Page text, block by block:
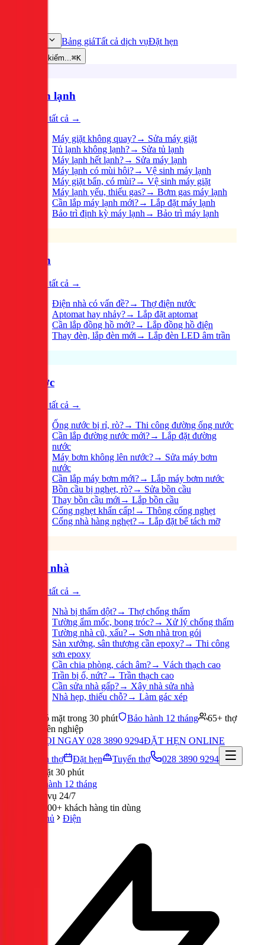
Bảng giáTất cả dịch vụĐặt hẹn
Tìm kiếm...⌘K
Điện lạnh
Xem tất cả →
Máy giặt không quay?→ Sửa máy giặt
Tủ lạnh không lạnh?→ Sửa tủ lạnh
Máy lạnh hết lạnh?→ Sửa máy lạnh
Máy lạnh có mùi hôi?→ Vệ sinh máy lạnh
Máy giặt bẩn, có mùi?→ Vệ sinh máy giặt
Máy lạnh yếu, thiếu gas?→ Bơm gas máy lạnh
Cần lắp máy lạnh mới?→ Lắp đặt máy lạnh
Bảo trì định kỳ máy lạnh→ Bảo trì máy lạnh
Điện
Xem tất cả →
Điện nhà có vấn đề?→ Thợ điện nước
Aptomat hay nhảy?→ Lắp đặt aptomat
Cần lắp đồng hồ mới?→ Lắp đồng hồ điện
Thay đèn, lắp đèn mới → Lắp đèn LED âm trần
Nước
Xem tất cả →
Ống nước bị rỉ, rò?→ Thi công đường ống nước
Cần lắp đường nước mới?→ Lắp đặt đường
nước
Máy bơm không lên nước?→ Sửa máy bơm
nước
Cần lắp máy bơm mới?→ Lắp máy bơm nước
Bồn cầu bị nghẹt, rò?→ Sửa bồn cầu
Thay bồn cầu mới → Lắp bồn cầu
Cống nghẹt khẩn cấp! → Thông cống nghẹt
Cống nhà hàng nghẹt?→ Lắp đặt bể tách mỡ
Sửa nhà
Xem tất cả →
Nhà bị thấm dột?→ Thợ chống thấm
Tường ẩm mốc, bong tróc?→ Xử lý chống thấm
Tường nhà cũ, xấu?→ Sơn nhà trọn gói
Sàn xưởng, sân thượng cần epoxy?→ Thi công
sơn epoxy
Cần chia phòng, cách âm?→ Vách thạch cao
Trần bị ố, nứt?→ Trần thạch cao
Cần sửa nhà gấp?→ Xây nhà sửa nhà
Nhà hẹp, thiếu chỗ?→ Làm gác xép
Có mặt trong 30 phút Bảo hành 12 tháng
65+ thợ
chuyên nghiệp
GỌI NGAY 028 3890 9294ĐẶT HẸN ONLINE
Tuyển thợ
Đặt hẹn Tuyển thợ
028 3890 9294
Có mặt 30 phút
Bảo hành 12 tháng
Phục vụ 24/7
300,000+ khách hàng tin dùng
Trang chủ
Điện